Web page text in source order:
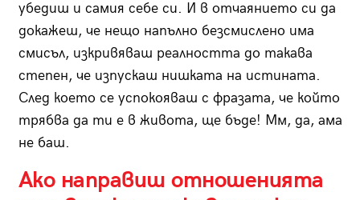
убедиш и самия себе си. И в отчаянието си да
докажеш, че нещо напълно безсмислено има
смисъл, изкривяваш реалността до такава
степен, че изпускаш нишката на истината.
След което се успокояваш с фразата, че който
трябва да ти е в живота, ще бъде! Мм, да, ама
не баш.
Ако направиш отношенията